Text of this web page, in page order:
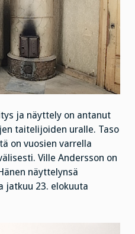
ja näyttely on antanut
taitelijoiden uralle. Taso
on vuosien varrella
Ville Andersson on
näyttelynsä
jatkuu 23. elokuuta